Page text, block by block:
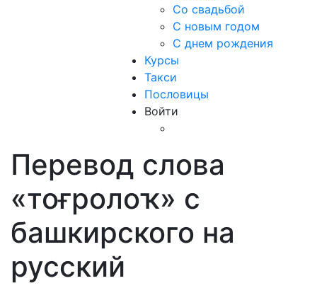
Со свадьбой
С новым годом
С днем рождения
Курсы
Такси
Пословицы
Войти
Перевод слова
«тоғролоҡ» с
башкирского на
русский